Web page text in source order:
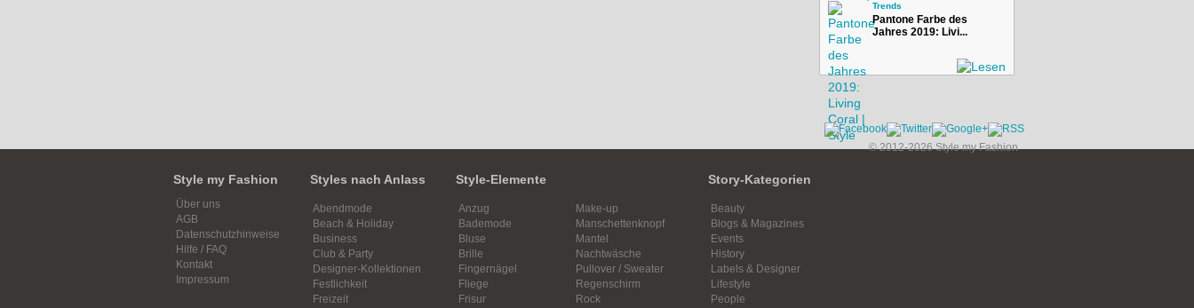
Trends
Pantone Farbe des
Jahres 2019: Livi...
© 2012-2026 Style my Fashion
Style my Fashion
Über uns
AGB
Datenschutzhinweise
Hilfe / FAQ
Kontakt
Impressum
Styles nach Anlass
Abendmode
Beach & Holiday
Business
Club & Party
Designer-Kollektionen
Festlichkeit
Freizeit
Style-Elemente
Anzug
Bademode
Bluse
Brille
Fingernägel
Fliege
Frisur
Make-up
Manschettenknopf
Mantel
Nachtwäsche
Pullover / Sweater
Regenschirm
Rock
Story-Kategorien
Beauty
Blogs & Magazines
Events
History
Labels & Designer
Lifestyle
People